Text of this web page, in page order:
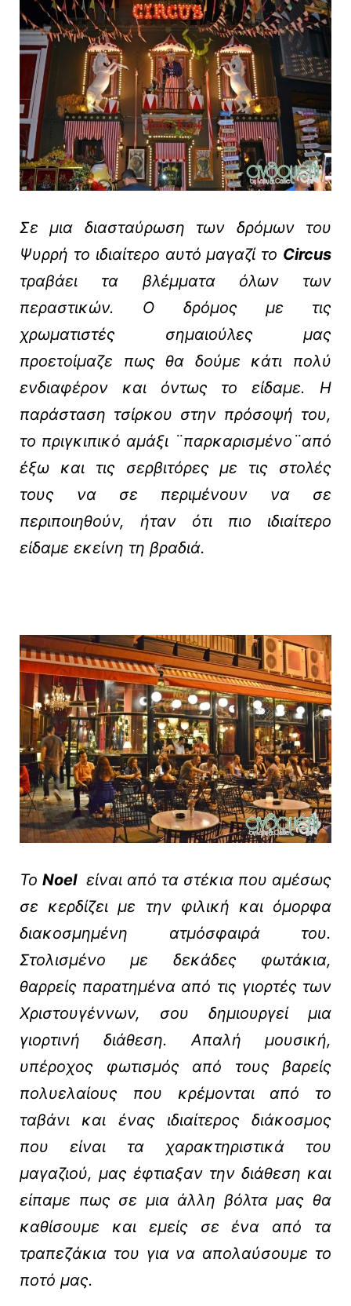
Σε μια διασταύρωση των δρόμων του
Ψυρρή το ιδιαίτερο αυτό μαγαζί το Circus
τραβάει τα βλέμματα όλων των
περαστικών. Ο δρόμος με τις
χρωματιστές σημαιούλες μας
προετοίμαζε πως θα δούμε κάτι πολύ
ενδιαφέρον και όντως το είδαμε. Η
παράσταση τσίρκου στην πρόσοψή του,
το πριγκιπικό αμάξι ¨παρκαρισμένο¨από
έξω και τις σερβιτόρες με τις στολές
τους να σε περιμένουν να σε
περιποιηθούν, ήταν ότι πιο ιδιαίτερο
είδαμε εκείνη τη βραδιά.
To Noelείναι από τα στέκια που αμέσως
σε κερδίζει με την φιλική και όμορφα
διακοσμημένη ατμόσφαιρά του.
Στολισμένο με δεκάδες φωτάκια,
θαρρείς παρατημένα από τις γιορτές των
Χριστουγέννων, σου δημιουργεί μια
γιορτινή διάθεση. Απαλή μουσική,
υπέροχος φωτισμός από τους βαρείς
πολυελαίους που κρέμονται από το
ταβάνι και ένας ιδιαίτερος διάκοσμος
που είναι τα χαρακτηριστικά του
μαγαζιού, μας έφτιαξαν την διάθεση και
είπαμε πως σε μια άλλη βόλτα μας θα
καθίσουμε και εμείς σε ένα από τα
τραπεζάκια του για να απολαύσουμε το
ποτό μας.